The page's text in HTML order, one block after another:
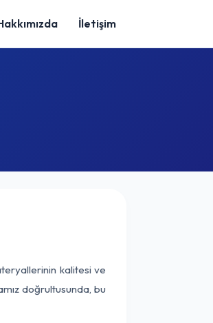
İletişim
kalitesi ve
doğrultusunda, bu